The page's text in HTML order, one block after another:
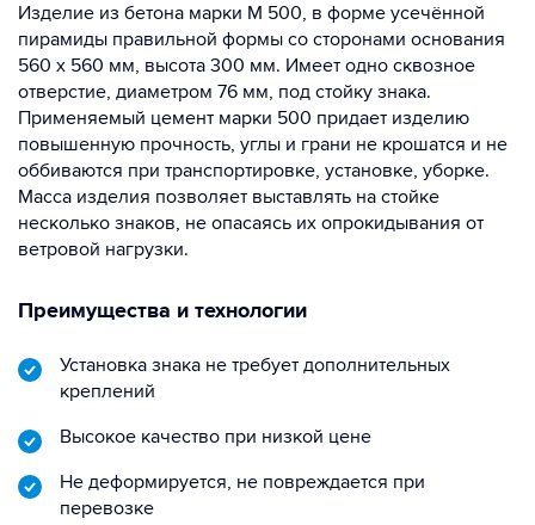
Изделие из бетона марки М 500, в форме усечённой
пирамиды правильной формы со сторонами основания
560 х 560 мм, высота 300 мм. Имеет одно сквозное
отверстие, диаметром 76 мм, под стойку знака.
Применяемый цемент марки 500 придает изделию
повышенную прочность, углы и грани не крошатся и не
оббиваются при транспортировке, установке, уборке.
Масса изделия позволяет выставлять на стойке
несколько знаков, не опасаясь их опрокидывания от
ветровой нагрузки.
Преимущества и технологии
Установка знака не требует дополнительных
креплений
Высокое качество при низкой цене
Не деформируется, не повреждается при
перевозке